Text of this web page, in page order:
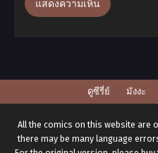
ตอน
ไทย+ซับ
ไทย
ดูซีรี่ย์ มังงะ
All the comics on this website are
there may be many language